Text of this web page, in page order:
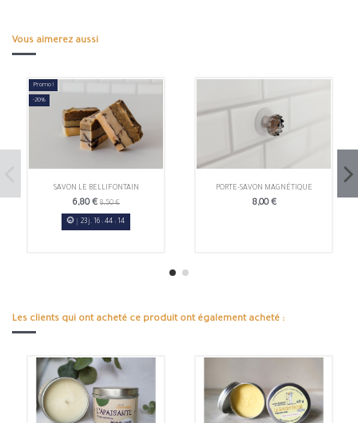
Vous aimerez aussi
Promo !
-20%
SAVON LE BELLIFONTAIN
6,80 € 8,50 €
23j. 16: 44: 14
PORTE-SAVON MAGNÉTIQUE
8,00 €
Les clients qui ont acheté ce produit ont également acheté :